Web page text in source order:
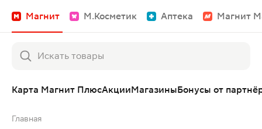
Магнит М.Косметик Аптека Магнит
Карта Магнит ПлюсАкцииМагазиныБонусы от
Главная